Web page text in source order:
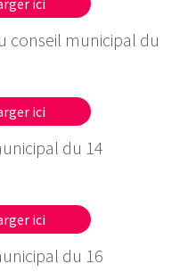
ici
conseil municipal du
ici
du 14
ici
du 16